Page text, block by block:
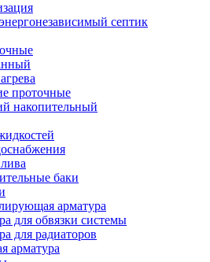
септик
проточные
накопительный
баки
арматура
для обвязки системы
для радиаторов
арматура